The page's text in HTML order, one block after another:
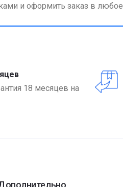
и оформить заказ в
18 месяцев на